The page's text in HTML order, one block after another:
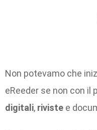
Non potevamo che
eReeder se non con
digitali, riviste e